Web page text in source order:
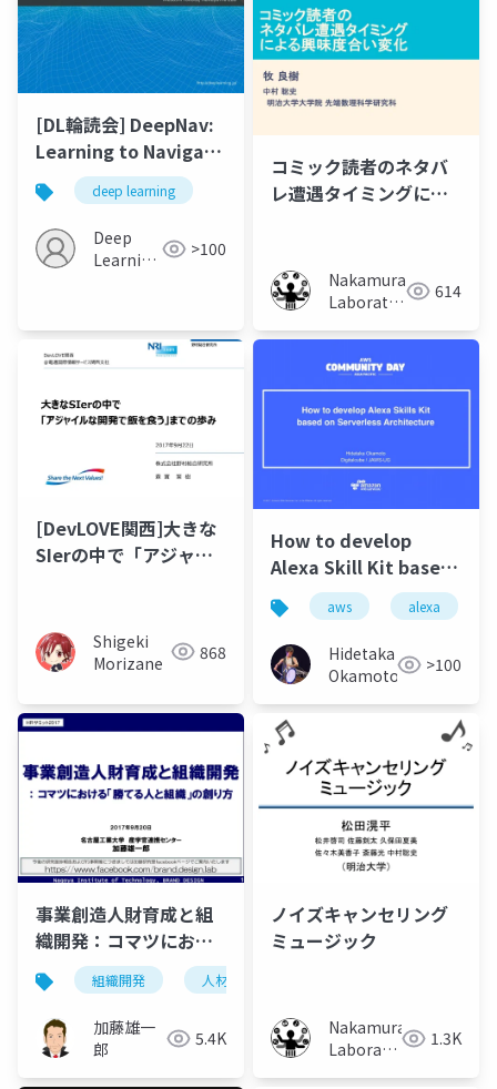
[DL輪読会] DeepNav:
Learning to Navigate
Large Cities
deep learning
Deep
Learning
>100
コミック読者のネタバ
レ遭遇タイミングによ
Nakamura
Laboratory
University)
614
[DevLOVE関西]大きな
SIerの中で「アジャイ
Shigeki
Morizane
868
How to develop
Alexa Skill Kit based
on Serverless
Architecture
aws alexa
Hidetaka
Okamoto
>100
事業創造人財育成と組
織開発：コマツにおけ
る勝てる人と組織の創
り方
組織開発 人材開発
加藤雄一
郎
5.4K
ノイズキャンセリング
ミュージック
Nakamura
Laboratory
1.3K